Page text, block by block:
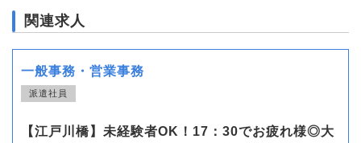
関連求人
一般事務・営業事務
派遣社員
【江戸川橋】未経験者OK！17：30でお疲れ様◎大